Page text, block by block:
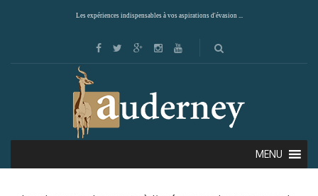
Les expériences indispensables à vos aspirations d'évasion ...
MENU
BELMOND NAPASAI (KOH SAMUI)